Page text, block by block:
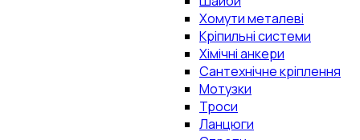
Хомути металеві
Кріпильні системи
Хімічні анкери
Сантехнічне кріплення
Мотузки
Троси
Ланцюги